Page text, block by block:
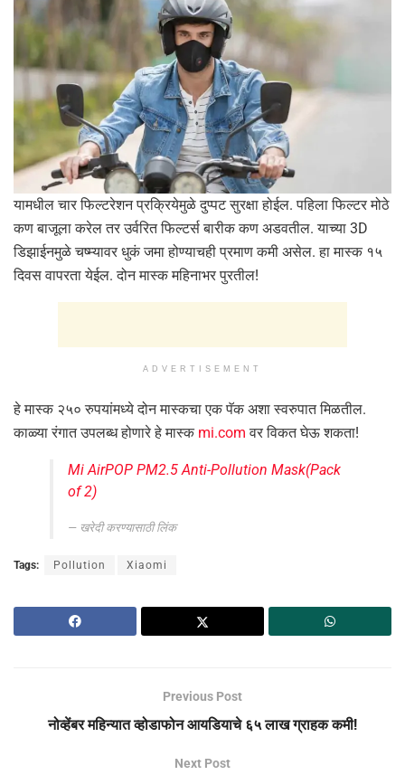
यामधील चार फिल्टरेशन प्रक्रियेमुळे दुप्पट सुरक्षा होईल. पहिला फिल्टर मोठे
कण बाजूला करेल तर उर्वरित फिल्टर्स बारीक कण अडवतील. याच्या 3D
डिझाईनमुळे चष्म्यावर धुकं जमा होण्याचही प्रमाण कमी असेल. हा मास्क १५
दिवस वापरता येईल. दोन मास्क महिनाभर पुरतील!
ADVERTISEMENT
हे मास्क २५० रुपयांमध्ये दोन मास्कचा एक पॅक अशा स्वरुपात मिळतील.
काळ्या रंगात उपलब्ध होणारे हे मास्क mi.com वर विकत घेऊ शकता!
Mi AirPOP PM2.5 Anti-Pollution Mask(Pack
of 2)
खरेदी करण्यासाठी लिंक
Tags: Pollution Xiaomi
Previous Post
नोव्हेंबर महिन्यात व्होडाफोन आयडियाचे ६५ लाख ग्राहक कमी!
Next Post